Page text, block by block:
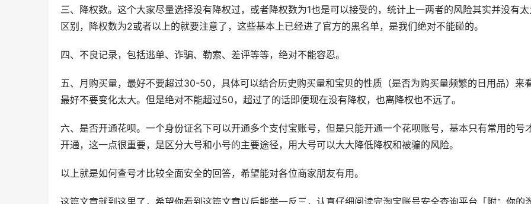
三、降权数。这个大家尽量选择没有降权过，或者降权数为1也是可以接受的，统计上一两者的风险其实并没有太
区别，降权数为2或者以上的就要注意了，这些基本上已经进了官方的黑名单，是我们绝对不能碰的。
四、不良记录，包括逃单、诈骗、勒索、差评等等，绝对不能容忍。
五、月购买量，最好不要超过30-50，具体可以结合历史购买量和宝贝的性质（是否为购买量频繁的日用品）来看
最好不要变化太大。但是绝对不能超过50，超过了的话即便现在没有降权，也离降权也不远了。
六、是否开通花呗。一个身份证名下可以开通多个支付宝账号，但是只能开通一个花呗账号，基本只有常用的号
开通，这一点很重要，是区分大号和小号的主要途径，用大号可以大大降低降权和被骗的风险。
以上就是如何查号才比较全面安全的回答，希望能对各位商家朋友有用。